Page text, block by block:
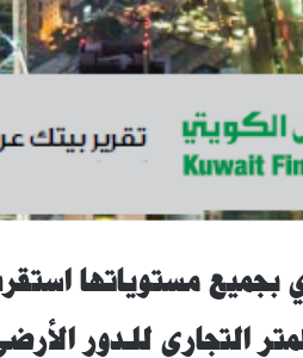
مستوياتها استقرت
التجاري للـدور